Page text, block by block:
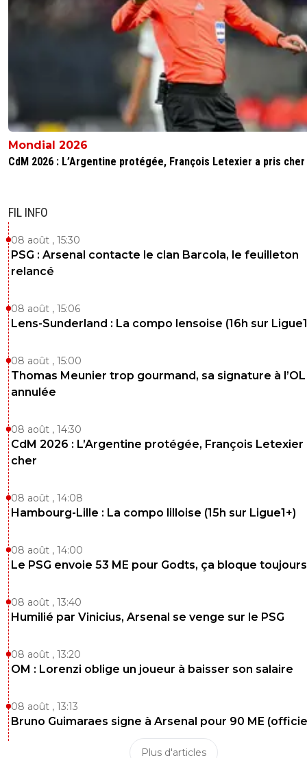
Mondial 2026
CdM 2026 : L’Argentine protégée, François Letexier a pris cher
FIL INFO
08 août , 15:30
PSG : Arsenal contacte le clan Barcola, le feuilleton
relancé
08 août , 15:06
Lens-Sunderland : La compo lensoise (16h sur
08 août , 15:00
Thomas Meunier trop gourmand, sa signature à l’OL
annulée
08 août , 14:30
CdM 2026 : L’Argentine protégée, François Letexier
cher
08 août , 14:08
Hambourg-Lille : La compo lilloise (15h sur Ligue1+)
08 août , 14:00
Le PSG envoie 53 ME pour Godts, ça bloque toujours
08 août , 13:40
Humilié par Vinicius, Arsenal se venge sur le PSG
08 août , 13:20
OM : Lorenzi oblige un joueur à baisser son salaire
08 août , 13:13
Bruno Guimaraes signe à Arsenal pour 90 ME
Plus d'articles